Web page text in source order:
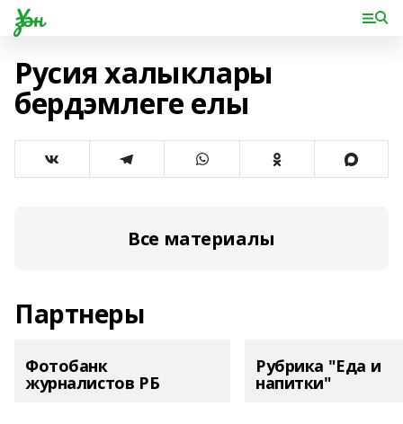
Үзән
Русия халыклары
бердэмлеге елы
Все материалы
Партнеры
Фотобанк
журналистов РБ
Рубрика "Еда и
напитки"